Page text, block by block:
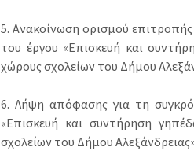
5. Ανακοίνωση ορισμού
του έργου «Επισκευή και
χώρους σχολείων του Δήμου
6. Λήψη απόφασης για τη
«Επισκευή και συντήρηση
σχολείων του Δήμου